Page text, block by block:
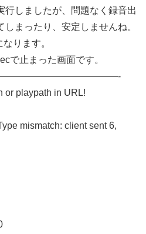
行しましたが、問題なく録音出
まったり、安定しませんね。
ります。
で止まった画面です。
or playpath in URL!
mismatch: client sent 6,